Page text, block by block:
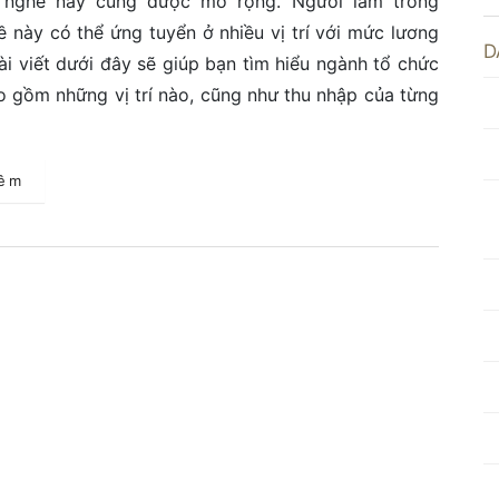
này có thể ứng tuyển ở nhiều vị trí với mức lương
viết dưới đây sẽ giúp bạn tìm hiểu ngành tổ chức
gồm những vị trí nào, cũng như thu nhập của từng